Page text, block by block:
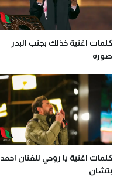
كلمات اغنية خذلك بجنب البدر
صوره
كلمات اغنية يا روحي للفنان احمد
بتشان